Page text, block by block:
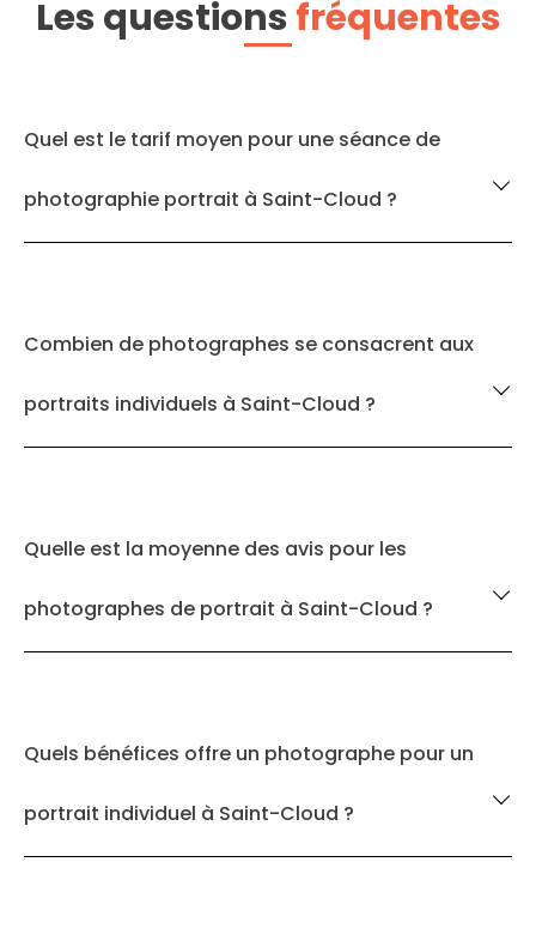
Les questionsfréquentes
Quel est le tarif moyen pour une séance de
photographie portrait à Saint-Cloud ?
Combien de photographes se consacrent aux
portraits individuels à Saint-Cloud ?
Quelle est la moyenne des avis pour les
photographes de portrait à Saint-Cloud ?
Quels bénéfices offre un photographe pour un
portrait individuel à Saint-Cloud ?